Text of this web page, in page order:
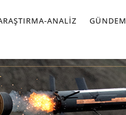
ANALIZ GÜNDEM